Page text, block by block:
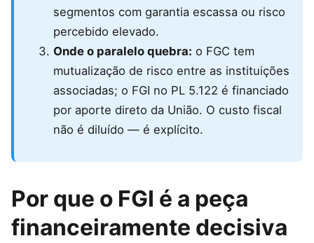
segmentos com garantia escassa ou risco
percebido elevado.
Onde o paralelo quebra: o FGC tem
mutualização de risco entre as instituições
associadas; o FGI no PL 5.122 é financiado
por aporte direto da União. O custo fiscal
não é diluído — é explícito.
Por que o FGI é a peça
financeiramente decisiva